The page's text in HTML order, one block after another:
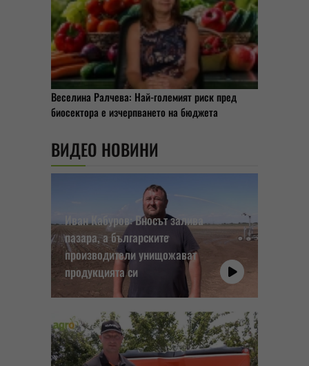
Веселина Ралчева: Най-големият риск пред
биосектора е изчерпването на бюджета
ВИДЕО НОВИНИ
Иван Кабуров: Вносът залива
пазара, а българските
производители унищожават
продукцията си